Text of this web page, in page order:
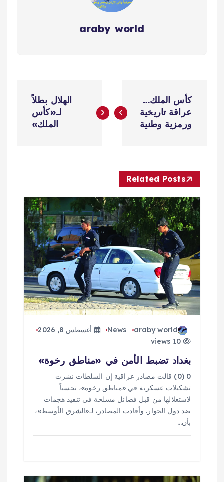
araby world
ص
ح
م
ق
ت
كأس الملك…
عراقة تاريخية
ورمزية وطنية
الهلال بطلاً
لـ«كأس
الملك»
Related Posts
araby world
News
أغسطس 8, 2026
10 views
بغداد تضبط الأمن في «مناطق رخوة»
0 (0) قالت مصادر عراقية إن السلطات نشرت
تشكيلات عسكرية في «مناطق رخوة»، تحسباً
لاستغلالها من قبل فصائل مسلحة في تنفيذ هجمات
ضد دول الجوار. وأفادت المصادر، لـ«الشرق الأوسط»،
بأن…